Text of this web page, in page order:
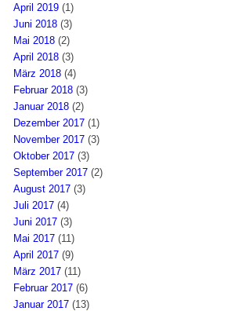
April 2019 (1)
Juni 2018 (3)
Mai 2018 (2)
April 2018 (3)
März 2018 (4)
Februar 2018 (3)
Januar 2018 (2)
Dezember 2017 (1)
November 2017 (3)
Oktober 2017 (3)
September 2017 (2)
August 2017 (3)
Juli 2017 (4)
Juni 2017 (3)
Mai 2017 (11)
April 2017 (9)
März 2017 (11)
Februar 2017 (6)
Januar 2017 (13)